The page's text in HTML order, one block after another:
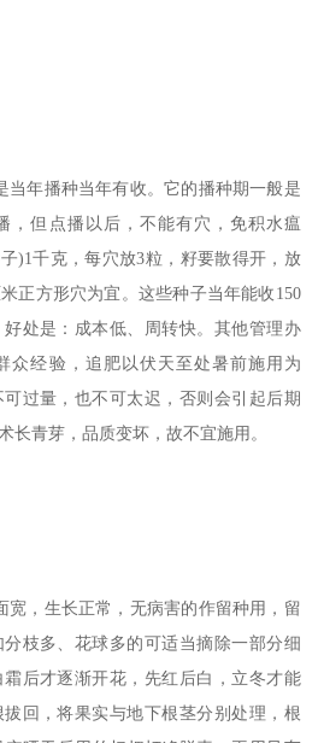
当年播种当年有收。它的播种期一般是
，但点播以后，不能有穴，免积水瘟
)1千克，每穴放3粒，籽要散得开，放
正方形穴为宜。这些种子当年能收150
处是：成本低、周转快。其他管理办
众经验，追肥以伏天至处暑前施用为
过量，也不可太迟，否则会引起后期
长青芽，品质变坏，故不宜施用。
宽，生长正常，无病害的作留种用，留
枝多、花球多的可适当摘除一部分细
后才逐渐开花，先红后白，立冬才能
回，将果实与地下根茎分别处理，根